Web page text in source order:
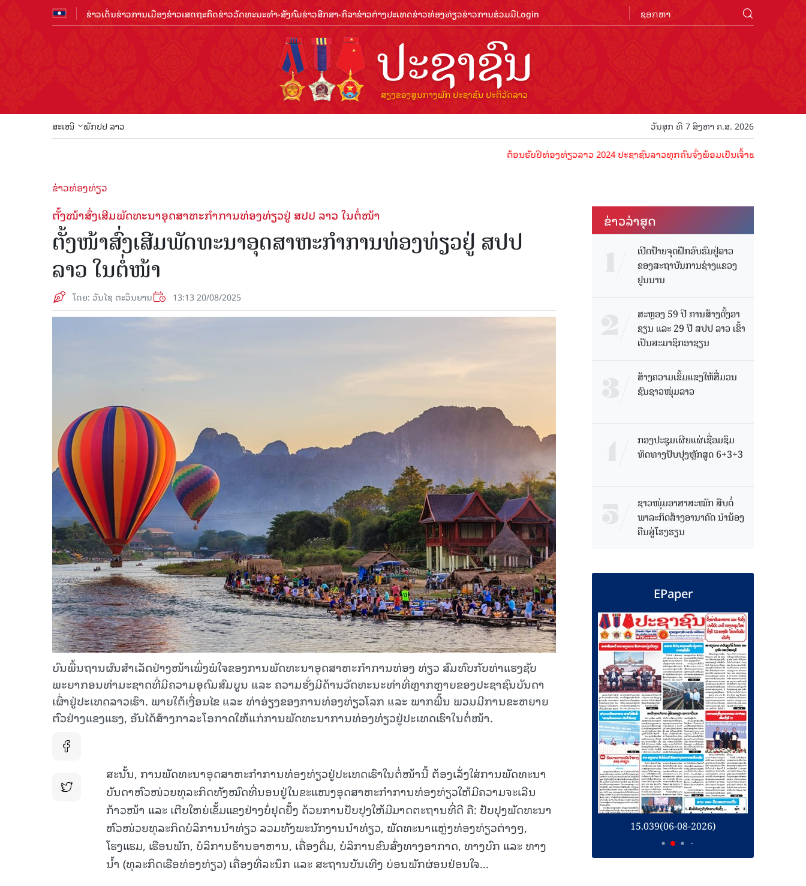
ຂ່າວເດັ່ນຂ່າວການເມືອງຂ່າວເສດຖະກິດຂ່າວວັດທະນະທຳ-ສັງຄົມຂ່າວສືກສາ-ກິລາຂ່າວຕ່າງປະເທດຂ່າວທ່ອງທ່ຽວຂ່າວການຮ່ວມມືLogin
ສະເໜີ ພັກປປ ລາວ ວັນສຸກ ທີ 7 ສິງຫາ ຄ.ສ. 2026
ຕ້ອນຮັບປີທ່ອງທ່ຽວລາວ 2024 ປະຊາຊົນລາວທຸກຄົນຈົ່ງພ້ອມເປັນເຈົ້າພາບທີ່ດີ ຕ້ອນຮັບນັກ
ຂ່າວທ່ອງທ່ຽວ
ຕັ້ງໜ້າສົ່ງເສີມພັດທະນາອຸດສາຫະກໍາການທ່ອງທ່ຽວຢູ່ ສປປ ລາວ ໃນຕໍ່ໜ້າ
ຕັ້ງໜ້າສົ່ງເສີມພັດທະນາອຸດສາຫະກໍາການທ່ອງທ່ຽວຢູ່ ສປປ
ລາວ ໃນຕໍ່ໜ້າ
ໂດຍ: ວັນໄຊ ຕະວິນຍານ 13:13 20/08/2025
ບົນພື້ນຖານຜົນສໍາເລັດຢ່າງໜ້າເພິ່ງພໍໃຈຂອງການພັດທະນາອຸດສາຫະກໍາການທ່ອງ ທ່ຽວ ສົມທົບກັບທ່າແຮງຊັບ
ພະຍາກອນທໍາມະຊາດທີ່ມີຄວາມອຸດົມສົມບູນ ແລະ ຄວາມຮັ່ງມີດ້ານວັດທະນະທໍາທີ່ຫຼາກຫຼາຍຂອງປະຊາຊົນບັນດາ
ເຜົ່າຢູ່ປະເທດລາວເຮົາ. ພາຍໃຕ້ເງື່ອນໄຂ ແລະ ທ່າອ່ຽງຂອງການທ່ອງທ່ຽວໂລກ ແລະ ພາກພື້ນ ພວມມີການຂະຫຍາຍ
ຕົວຢ່າງແຂງແຮງ, ອັນໄດ້ສ້າງກາລະໂອກາດໃຫ້ແກ່ການພັດທະນາການທ່ອງທ່ຽວຢູ່ປະເທດເຮົາໃນຕໍ່ໜ້າ.
ສະນັ້ນ, ການພັດທະນາອຸດສາຫະກໍາການທ່ອງທ່ຽວຢູ່ປະເທດເຮົາໃນຕໍ່ໜ້ານີ້ ຕ້ອງເລັ່ງໃສ່ການພັດທະນາ
ບັນດາຫົວໜ່ວຍທຸລະກິດທັງໝົດທີ່ນອນຢູ່ໃນຂະແໜງອຸດສາຫະກໍາການທ່ອງທ່ຽວໃຫ້ມີຄວາມຈະເລີນ
ກ້າວໜ້າ ແລະ ເຕີບໃຫຍ່ເຂັ້ມແຂງຢ່າງບໍ່ຢຸດຢັ້ງ ດ້ວຍການປັບປຸງໃຫ້ມີມາດຕະຖານທີ່ດີ ຄື: ປັບປຸງພັດທະນາ
ຫົວໜ່ວຍທຸລະກິດບໍລິການນໍາທ່ຽວ ລວມທັງພະນັກງານນໍາທ່ຽວ, ພັດທະນາແຫຼ່ງທ່ອງທ່ຽວຕ່າງໆ,
ໂຮງແຮມ, ເຮືອນພັກ, ບໍລິການຮ້ານອາຫານ, ເຄື່ອງດື່ມ, ບໍລິການຂົນສົ່ງທາງອາກາດ, ທາງບົກ ແລະ ທາງ
ນໍ້າ (ທຸລະກິດເຮືອທ່ອງທ່ຽວ) ເຄື່ອງທີ່ລະນຶກ ແລະ ສະຖານບັນເທີງ ບ່ອນພັກຜ່ອນຢ່ອນໃຈ...
ຂ່າວ​ລ່າ​ສຸດ
ເປີດປ້າຍຈຸດຝຶກອົບຮົມຢູ່ລາວ
ຂອງສະຖາບັນການຊ່າງແຂວງ
ຢູນນານ
ສະຫຼອງ 59 ປີ ການສ້າງຕັ້ງອາ
ຊຽນ ແລະ 29 ປີ ສປປ ລາວ ເຂົ້າ
ເປັນສະມາຊິກອາຊຽນ
ສ້າງຄວາມເຂັ້ມແຂງໃຫ້ສື່ມວນ
ຊົນຊາວໜຸ່ມລາວ
ກອງປະຊຸມເຜີຍແຜ່ເຊື່ອມຊຶມ
ທິດທາງປັບປຸງຫຼັກສູດ 6+3+3
ຊາວໜຸ່ມອາສາສະໝັກ ສືບຕໍ່
ພາລະກິດສ້າງອານາຄົດ ນໍານ້ອງ
ຄືນສູ່ໂຮງຮຽນ
EPaper
15.040(07-08-2026) 15.039(06-08-2026)